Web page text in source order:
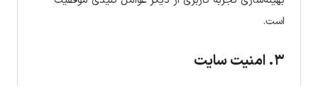
است.
۳. امنیت سایت